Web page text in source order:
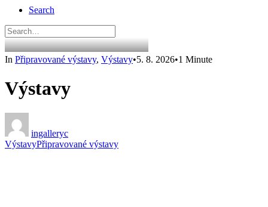
Search
In Připravované výstavy, Výstavy•5. 8. 2026•1 Minute
Výstavy
ingalleryc
VýstavyPřipravované výstavy